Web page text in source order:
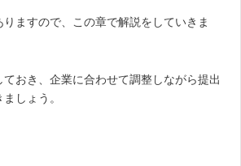
ますので、この章で解説をしていきま
おき、企業に合わせて調整しながら提出
しょう。